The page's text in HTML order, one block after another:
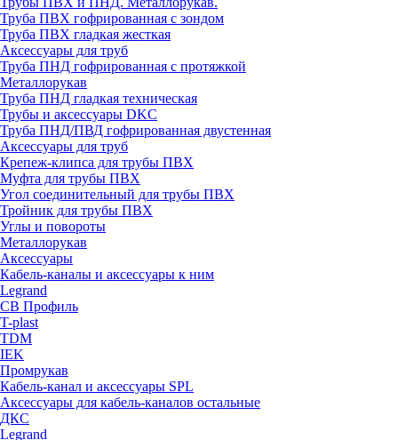
Труба ПВХ гофрированная с зондом
Труба ПВХ гладкая жесткая
Аксессуары для труб
Труба ПНД гофрированная с протяжкой
Металлорукав
Труба ПНД гладкая техническая
Трубы и аксессуары DKC
Труба ПНД/ПВД гофрированная двустенная
Аксессуары для труб
Крепеж-клипса для трубы ПВХ
Муфта для трубы ПВХ
Угол соединительный для трубы ПВХ
Тройник для трубы ПВХ
Углы и повороты
Металлорукав
Аксессуары
Кабель-каналы и аксессуары к ним
Legrand
СВ Профиль
T-plast
TDM
IEK
Промрукав
Кабель-канал и аксессуары SPL
Аксессуары для кабель-каналов остальные
ДКС
Legrand